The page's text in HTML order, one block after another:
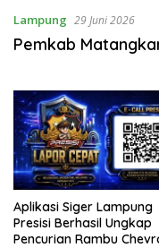
Lampung 29 Juni 2026
Pemkab
Aplikasi Siger Lampung
Presisi Berhasil Ungkap
Pencurian Rambu